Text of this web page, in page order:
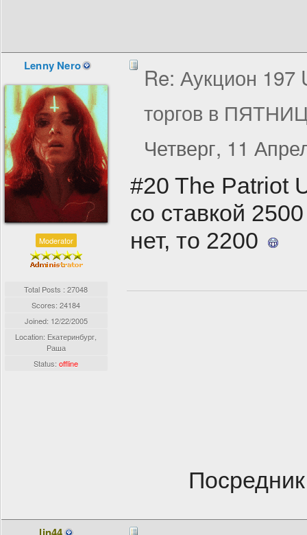
Lenny Nero
Moderator
Total Posts : 27048
Scores: 24184
Joined: 12/22/2005
Location: Екатеринбург,
Раша
Status:offline
Re: Аукцион 197
торгов в
Четверг, 11
#20 The Patriot
со ставкой
нет, то 2200